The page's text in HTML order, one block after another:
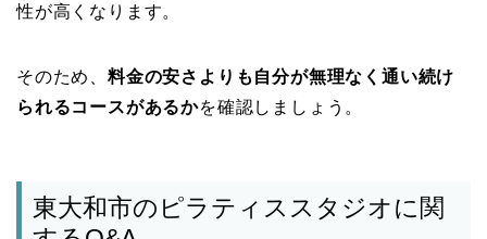
性が高くなります。
そのため、 料金の安さよりも自分が無理なく通い続け
られるコースがあるかを確認しましょう。
東大和市のピラティススタジオに関